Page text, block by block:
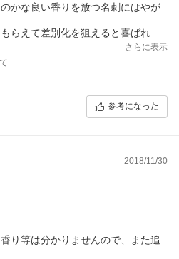
かな良い香りを放つ名刺にはやが
らえて差別化を狙えると喜ばれま
な一品
さらに表示
参考になった
2018/11/30
り等は分かりませんので、また追